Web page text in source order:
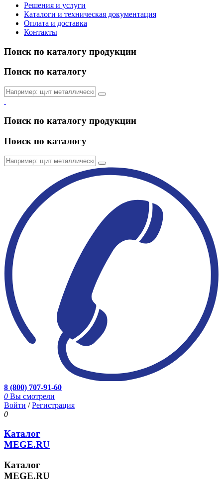
Решения и услуги
Каталоги и техническая документация
Оплата и доставка
Контакты
Поиск по каталогу продукции
Поиск по каталогу
Поиск по каталогу продукции
Поиск по каталогу
8 (800) 707-91-60
0 Вы смотрели
Войти /Регистрация
0
Каталог
MEGE.RU
Каталог
MEGE.RU